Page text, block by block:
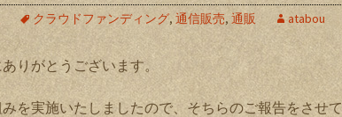
クラウドファンディング, 通信販売,通販 atabou
りがとうございます。
を実施いたしましたので、そちらのご報告をさせて